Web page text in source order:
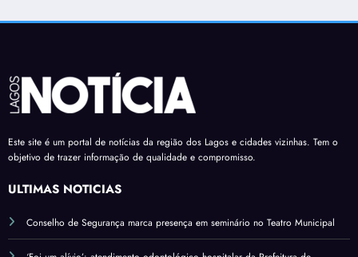
Este site é um portal de notícias da região dos Lagos e cidades vizinhas. Tem o
objetivo de trazer informação de qualidade e compromisso.
ÚLTIMAS NOTÍCIAS
Conselho de Segurança marca presença em seminário no Teatro Municipal